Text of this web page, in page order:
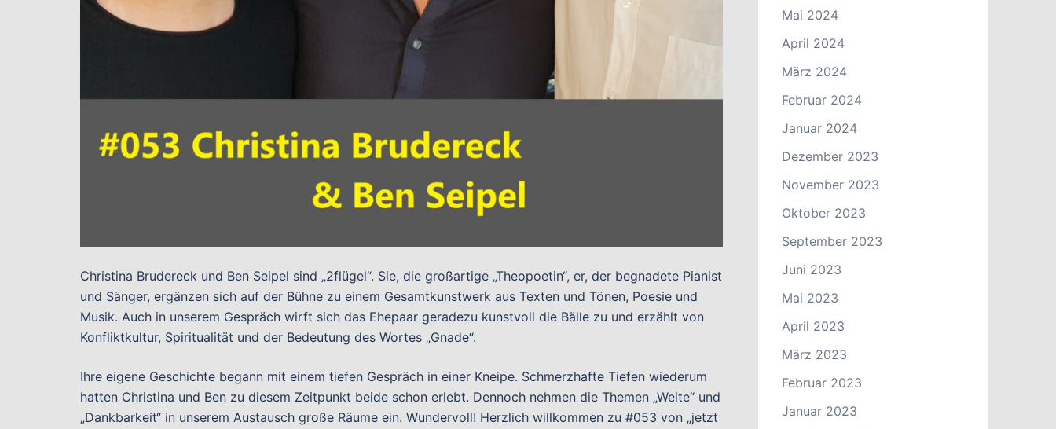
Christina Brudereck und Ben Seipel sind „2flügel“. Sie, die großartige „Theopoetin“, er, der begnadete Pianist
und Sänger, ergänzen sich auf der Bühne zu einem Gesamtkunstwerk aus Texten und Tönen, Poesie und
Musik. Auch in unserem Gespräch wirft sich das Ehepaar geradezu kunstvoll die Bälle zu und erzählt von
Konfliktkultur, Spiritualität und der Bedeutung des Wortes „Gnade“.
Ihre eigene Geschichte begann mit einem tiefen Gespräch in einer Kneipe. Schmerzhafte Tiefen wiederum
hatten Christina und Ben zu diesem Zeitpunkt beide schon erlebt. Dennoch nehmen die Themen „Weite“ und
„Dankbarkeit“ in unserem Austausch große Räume ein. Wundervoll! Herzlich willkommen zu #053 von „jetzt
Mai 2024
April 2024
März 2024
Februar 2024
Januar 2024
Dezember 2023
November 2023
Oktober 2023
September 2023
Juni 2023
Mai 2023
April 2023
März 2023
Februar 2023
Januar 2023